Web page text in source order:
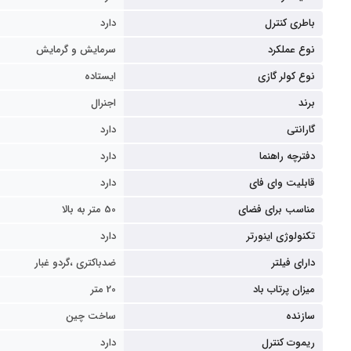
باطری کنترل
دارد
نوع عملکرد
سرمایش و گرمایش
نوع کولر گازی
ایستاده
برند
اجنرال
گارانتی
دارد
دفترچه راهنما
دارد
قابلیت وای فای
دارد
مناسب برای فضای
50 متر به بالا
تکنولوژی اینورتر
دارد
دارای فیلتر
ضدباکتری ،گردو غبار
میزان پرتاب باد
20 متر
سازنده
ساخت چین
ریموت کنترل
دارد